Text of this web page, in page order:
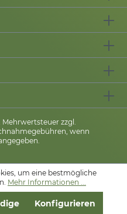
Mehrwertsteuer zzgl.
wenn
um eine bestmögliche
Mehr Informationen ...
Konfigurieren